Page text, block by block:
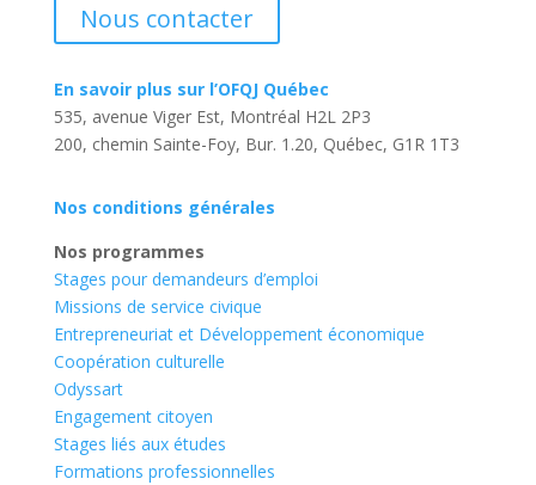
Nous contacter
En savoir plus sur l’OFQJ Québec
535, avenue Viger Est, Montréal H2L 2P3
200, chemin Sainte-Foy, Bur. 1.20, Québec, G1R 1T3
Nos conditions générales
Nos programmes
Stages pour demandeurs d’emploi
Missions de service civique
Entrepreneuriat et Développement économique
Coopération culturelle
Odyssart
Engagement citoyen
Stages liés aux études
Formations professionnelles